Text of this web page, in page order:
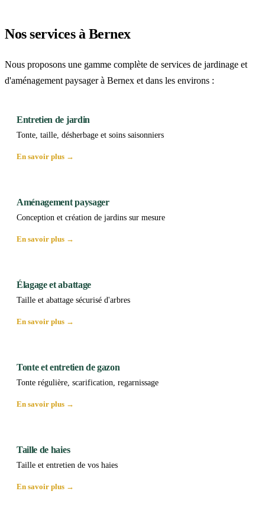
Nos services à Bernex
Nous proposons une gamme complète de services de jardinage et
d'aménagement paysager à Bernex et dans les environs :
Entretien de jardin
Tonte, taille, désherbage et soins saisonniers
En savoir plus →
Aménagement paysager
Conception et création de jardins sur mesure
En savoir plus →
Élagage et abattage
Taille et abattage sécurisé d'arbres
En savoir plus →
Tonte et entretien de gazon
Tonte régulière, scarification, regarnissage
En savoir plus →
Taille de haies
Taille et entretien de vos haies
En savoir plus →